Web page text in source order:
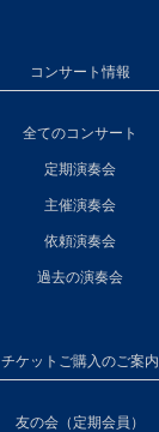
コンサート情報
全てのコンサート
定期演奏会
主催演奏会
依頼演奏会
過去の演奏会
チケットご購入のご案内
友の会（定期会員）